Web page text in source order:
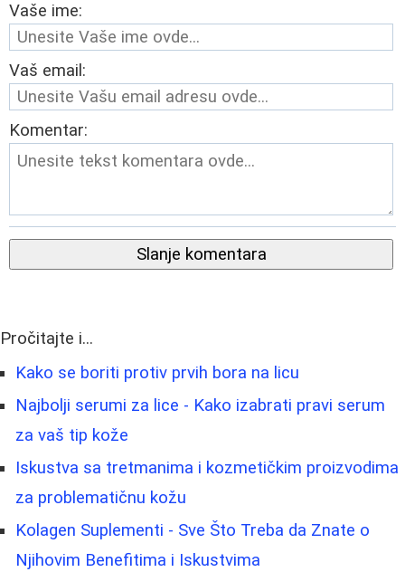
Vaše ime:
Vaš email:
Komentar:
Slanje komentara
Pročitajte i...
Kako se boriti protiv prvih bora na licu
Najbolji serumi za lice - Kako izabrati pravi serum
za vaš tip kože
Iskustva sa tretmanima i kozmetičkim proizvodima
za problematičnu kožu
Kolagen Suplementi - Sve Što Treba da Znate o
Njihovim Benefitima i Iskustvima